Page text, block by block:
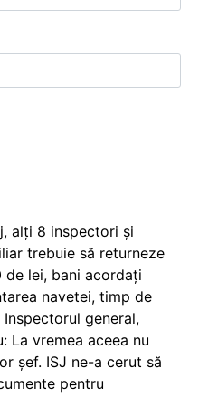
alți 8 inspectori și
trebuie să returneze
de lei, bani acordați
navetei, timp de
general,
La vremea aceea nu
șef. ISJ ne-a cerut să
pentru